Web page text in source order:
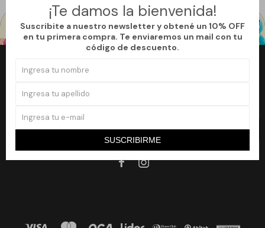
¡Te damos la bienvenida!
Suscribite a nuestro newsletter y obtené un 10% OFF
en tu primera compra. Te enviaremos un mail con tu
código de descuento.
SUSCRIBIRME
¡Suscribite a nuestro newsletter y accedé a un 10% off en tu primera
SUSCRIBIRME
 